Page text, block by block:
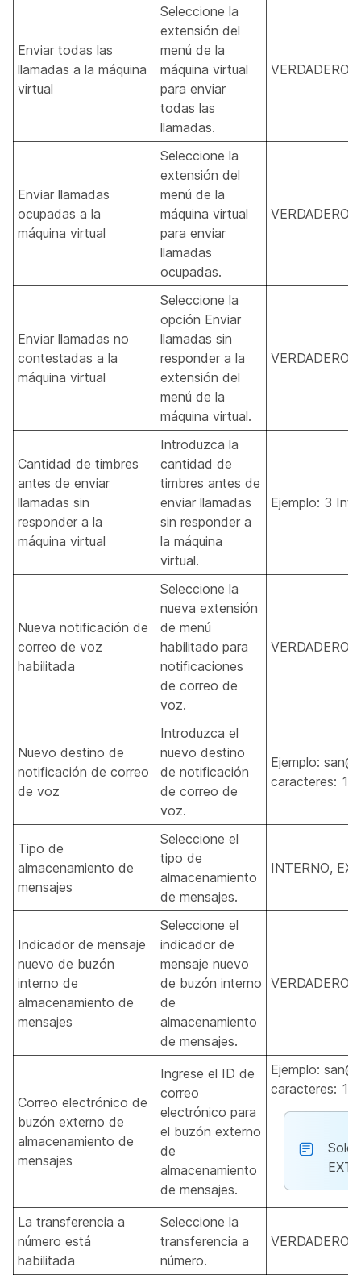
Enviar todas las
llamadas a la máquina
virtual
Seleccione la
extensión del
menú de la
máquina virtual
para enviar
todas las
llamadas.
VERDADERO,
Enviar llamadas
ocupadas a la
máquina virtual
Seleccione la
extensión del
menú de la
máquina virtual
para enviar
llamadas
ocupadas.
VERDADERO,
Enviar llamadas no
contestadas a la
máquina virtual
Seleccione la
opción Enviar
llamadas sin
responder a la
extensión del
menú de la
máquina virtual.
VERDADERO,
Cantidad de timbres
antes de enviar
llamadas sin
responder a la
máquina virtual
Introduzca la
cantidad de
timbres antes de
enviar llamadas
sin responder a
la máquina
virtual.
Ejemplo: 3
Nueva notificación de
correo de voz
habilitada
Seleccione la
nueva extensión
de menú
habilitado para
notificaciones
de correo de
voz.
VERDADERO,
Nuevo destino de
notificación de correo
de voz
Introduzca el
nuevo destino
de notificación
de correo de
voz.
Ejemplo:
caracteres: 1-
Tipo de
almacenamiento de
mensajes
Seleccione el
tipo de
almacenamiento
de mensajes.
INTERNO,
Indicador de mensaje
nuevo de buzón
interno de
almacenamiento de
mensajes
Seleccione el
indicador de
mensaje nuevo
de buzón interno
de
almacenamiento
de mensajes.
VERDADERO,
Correo electrónico de
buzón externo de
almacenamiento de
mensajes
Ingrese el ID de
correo
electrónico para
el buzón externo
de
almacenamiento
de mensajes.
Ejemplo:
caracteres: 1-
Solo
La transferencia a
número está
habilitada
Seleccione la
transferencia a
número.
VERDADERO,